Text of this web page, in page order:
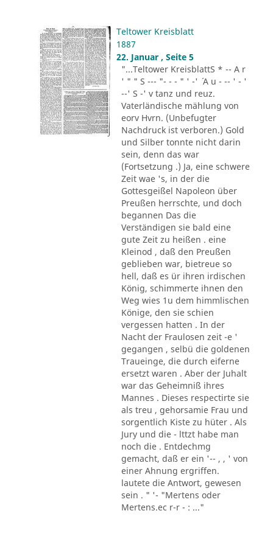
Teltower Kreisblatt
1887
22. Januar , Seite 5
"...Teltower KreisblattS * -- A r
' " " S --- "- - - " ' -' ´ A u - -- ' - '
--' S -' v tanz und reuz.
Vaterländische mählung von
eorv Hvrn. (Unbefugter
Nachdruck ist verboren.) Gold
und Silber tonnte nicht darin
sein, denn das war
(Fortsetzung .) Ja, eine schwere
Zeit wae 's, in der die
Gottesgeißel Napoleon über
Preußen herrschte, und doch
begannen Das die
Verständigen sie bald eine
gute Zeit zu heißen . eine
Kleinod , daß den Preußen
geblieben war, bietreue so
hell, daß es ür ihren irdischen
König, schimmerte ihnen den
Weg wies 1u dem himmlischen
Könige, den sie schien
vergessen hatten . In der
Nacht der Fraulosen zeit -e '
gegangen , selbü die goldenen
Traueinge, die durch eiferne
ersetzt waren . Aber der Juhalt
war das Geheimniß ihres
Mannes . Dieses respectirte sie
als treu , gehorsamie Frau und
sorgentlich Kiste zu hüter . Als
Jury und die - lttzt habe man
noch die . Entdechmg
gemacht, daß er ein '-- , , ' von
einer Ahnung ergriffen.
lautete die Antwort, gewesen
sein . " '- "Mertens oder
Mertens.ec r-r - : ..."